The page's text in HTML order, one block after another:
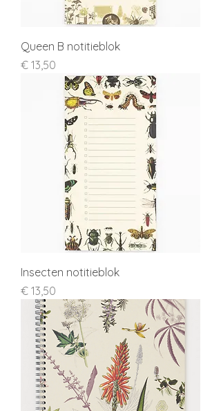
Queen B notitieblok
Prijs
€ 13,50
Insecten notitieblok
Prijs
€ 13,50